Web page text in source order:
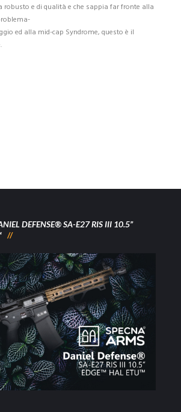
robusto e di qualità e che sappia far fronte alla
ed alla mid-cap Syndrome, questo è il
DEFENSE® SA-E27 RIS III 10.5”